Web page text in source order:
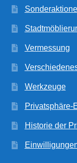
Vermessung
Werkzeuge
Privatsphäre-
Historie der